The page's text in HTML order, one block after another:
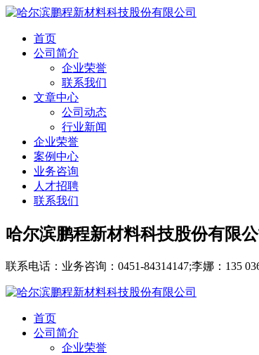
首页
公司简介
企业荣誉
联系我们
文章中心
公司动态
行业新闻
企业荣誉
案例中心
业务咨询
人才招聘
联系我们
哈尔滨鹏程新材料科技股份有限公
联系电话：业务咨询：0451-84314147;李娜：135
首页
公司简介
企业荣誉